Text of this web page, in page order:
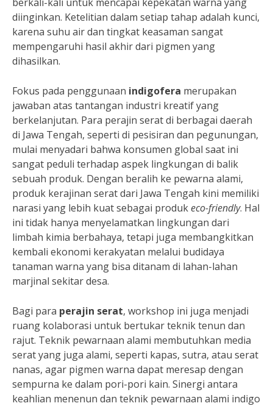
diinginkan. Ketelitian dalam setiap tahap adalah kunci,
karena suhu air dan tingkat keasaman sangat
mempengaruhi hasil akhir dari pigmen yang
dihasilkan.
Fokus pada penggunaan indigofera merupakan
jawaban atas tantangan industri kreatif yang
berkelanjutan. Para perajin serat di berbagai daerah
di Jawa Tengah, seperti di pesisiran dan pegunungan,
mulai menyadari bahwa konsumen global saat ini
sangat peduli terhadap aspek lingkungan di balik
sebuah produk. Dengan beralih ke pewarna alami,
produk kerajinan serat dari Jawa Tengah kini memiliki
narasi yang lebih kuat sebagai produkeco-friendly. Hal
ini tidak hanya menyelamatkan lingkungan dari
limbah kimia berbahaya, tetapi juga membangkitkan
kembali ekonomi kerakyatan melalui budidaya
tanaman warna yang bisa ditanam di lahan-lahan
marjinal sekitar desa.
Bagi para perajin serat, workshop ini juga menjadi
ruang kolaborasi untuk bertukar teknik tenun dan
rajut. Teknik pewarnaan alami membutuhkan media
serat yang juga alami, seperti kapas, sutra, atau serat
nanas, agar pigmen warna dapat meresap dengan
sempurna ke dalam pori-pori kain. Sinergi antara
keahlian menenun dan teknik pewarnaan alami indigo